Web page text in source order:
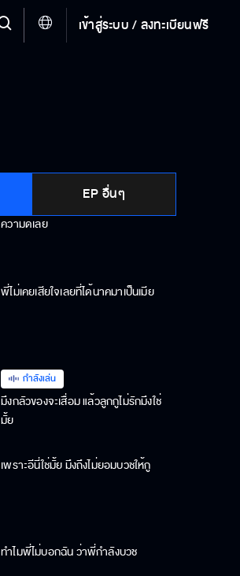
เข้าสู่ระบบ / ลงทะเบียนฟรี
EP อื่นๆ
ควายบางตัว น่าจะฉลาดกว่าคนบาง
อุตส่าห์ทำดีด้วยทุกอย่าง แต่เขาไม่เห็น
ความดีเลย
พี่ไม่เคยเสียใจเลยที่ได้นาคมาเป็นเมีย
กำลังเล่น
มึงกลัวของจะเสื่อม แล้วลูกกูไม่รักมึงใช่
มั้ย
เพราะอีนี่ใช่มั้ย มึงถึงไม่ยอมบวชให้กู
ทำไมพี่ไม่บอกฉัน ว่าพี่กำลังบวช